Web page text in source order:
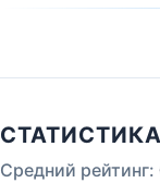
СТАТИСТИКА
Средний рейтинг: